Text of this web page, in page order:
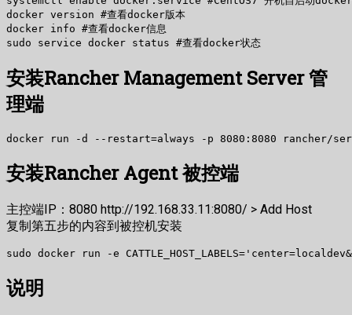
docker version #查看docker版本
docker info #查看docker信息
安装Rancher Management Server 管
理端
安装Rancher Agent 被控端
主控端IP：8080 http://192.168.33.11:8080/ > Add Host
复制第五步的内容到被控机安装
说明